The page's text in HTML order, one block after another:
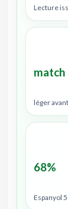
Lecture
léger
68%
Espanyol